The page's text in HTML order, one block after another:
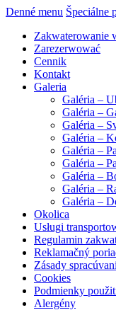
Denné menu Špeciálne
Zakwaterowanie
Zarezerwować
Cennik
Kontakt
Galeria
Galéria –
Galéria –
Galéria –
Galéria –
Galéria –
Galéria –
Galéria –
Galéria –
Galéria –
Okolica
Usługi
Regulamin
Reklamačný
Zásady
Cookies
Podmienky
Alergény